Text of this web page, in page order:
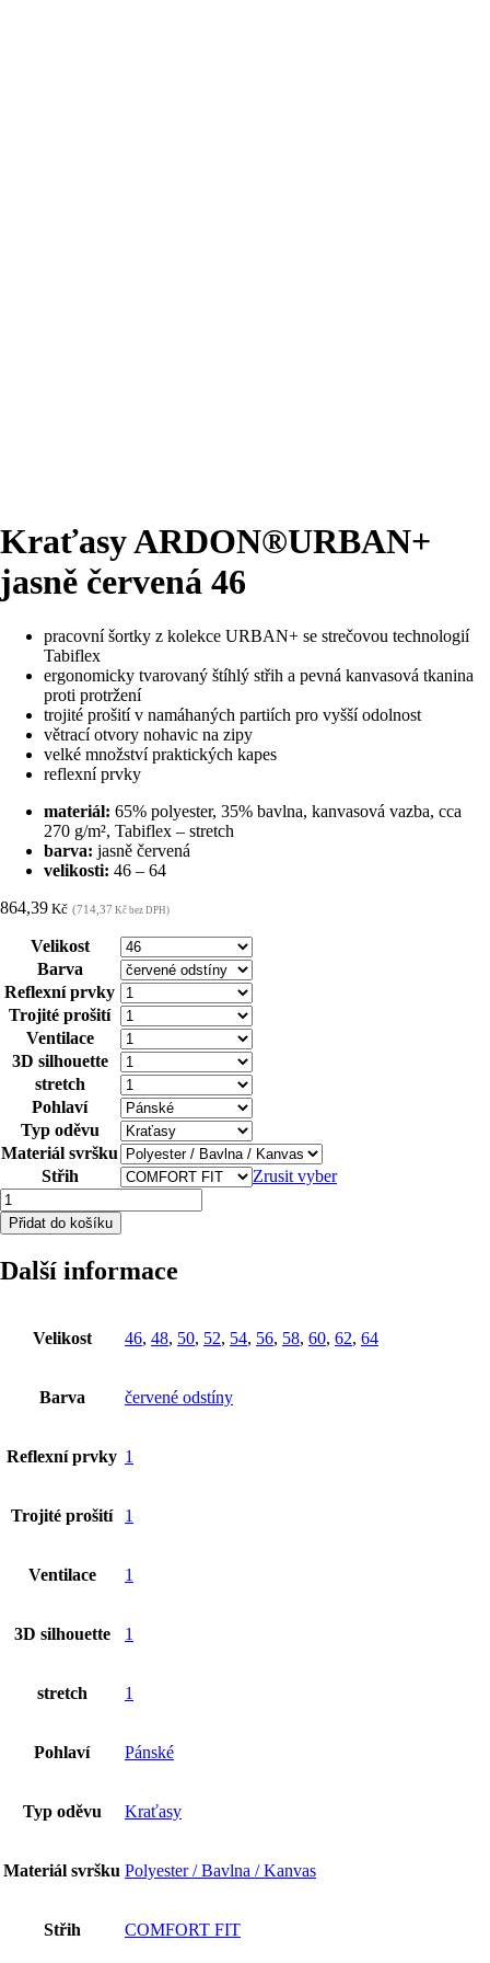
Kraťasy ARDON®URBAN+
jasně červená 46
pracovní šortky z kolekce URBAN+ se strečovou technologií
Tabiflex
ergonomicky tvarovaný štíhlý střih a pevná kanvasová tkanina
proti protržení
trojité prošití v namáhaných partiích pro vyšší odolnost
větrací otvory nohavic na zipy
velké množství praktických kapes
reflexní prvky
materiál: 65% polyester, 35% bavlna, kanvasová vazba, cca
270 g/m², Tabiflex – stretch
barva: jasně červená
velikosti: 46 – 64
864,39 Kč (714,37 Kč bez DPH)
Velikost
Barva
Reflexní prvky
Trojité prošití
Ventilace
3D silhouette
stretch
Pohlaví
Typ oděvu
Materiál svršku
Střih
Zrusit vyber
Kraťasy
ARDON®URBAN+
jasně
46
Přidat do košíku
Další informace
Velikost 46, 48, 50, 52, 54, 56, 58, 60, 62, 64
Barva červené odstíny
Reflexní prvky 1
Trojité prošití 1
Ventilace 1
3D silhouette 1
stretch 1
Pohlaví Pánské
Typ oděvu Kraťasy
Materiál svršku Polyester / Bavlna / Kanvas
Střih COMFORT FIT